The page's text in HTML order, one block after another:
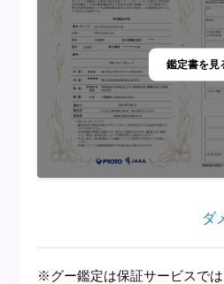
鑑定書を見
ダ
※グー鑑定は保証サービスで